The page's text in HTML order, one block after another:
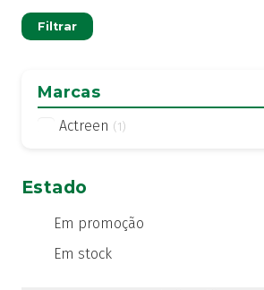
Filtrar
Marcas
Actreen (1)
Estado
Em promoção
Em stock